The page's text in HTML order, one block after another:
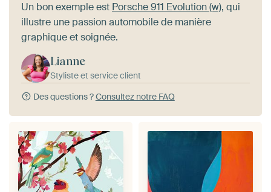
Un bon exemple est Porsche 911 Evolution (w), qui
illustre une passion automobile de manière
graphique et soignée.
Lianne
Styliste et service client
Des questions ?Consultez notre FAQ